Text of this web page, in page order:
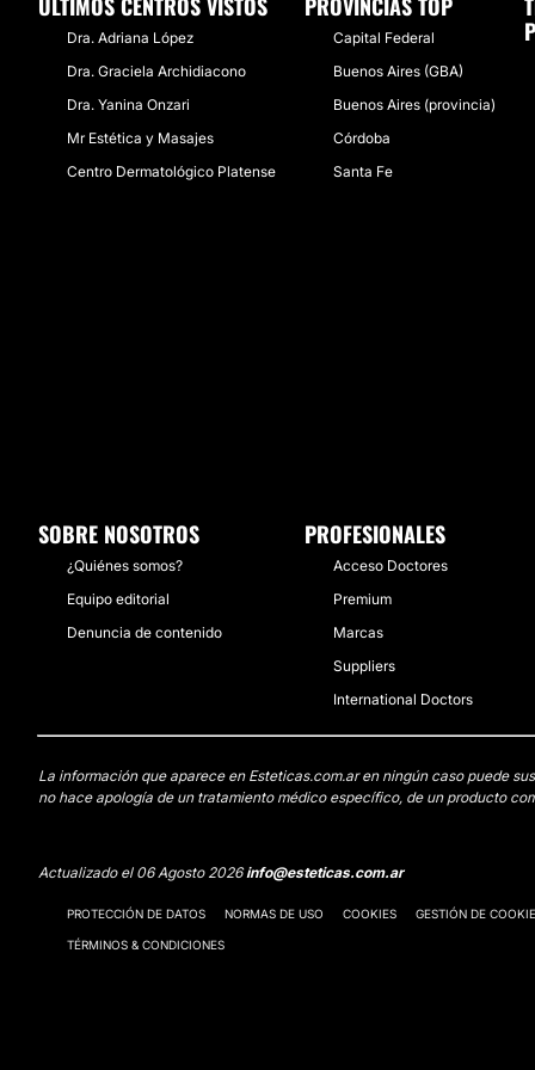
Dra. Adriana López
Dra. Graciela Archidiacono
Dra. Yanina Onzari
Mr Estética y Masajes
Centro Dermatológico Platense
Capital Federal
Buenos Aires (GBA)
Buenos Aires (provincia)
Córdoba
Santa Fe
SOBRE NOSOTROS
¿Quiénes somos?
Equipo editorial
Denuncia de contenido
PROFESIONALES
Acceso Doctores
Premium
Marcas
Suppliers
International Doctors
La información que aparece en Esteticas.com.ar en ningún caso puede
no hace apología de un tratamiento médico específico, de un producto
Actualizado el 06 Agosto 2026info@esteticas.com.ar
PROTECCIÓN DE DATOS NORMAS DE USO COOKIES GESTIÓN DE
TÉRMINOS & CONDICIONES